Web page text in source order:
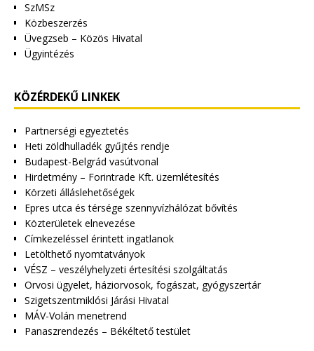
SzMSz
Közbeszerzés
Üvegzseb – Közös Hivatal
Ügyintézés
KÖZÉRDEKŰ LINKEK
Partnerségi egyeztetés
Heti zöldhulladék gyűjtés rendje
Budapest-Belgrád vasútvonal
Hirdetmény – Forintrade Kft. üzemlétesítés
Körzeti álláslehetőségek
Epres utca és térsége szennyvízhálózat bővítés
Közterületek elnevezése
Címkezeléssel érintett ingatlanok
Letölthető nyomtatványok
VÉSZ – veszélyhelyzeti értesítési szolgáltatás
Orvosi ügyelet, háziorvosok, fogászat, gyógyszertár
Szigetszentmiklósi Járási Hivatal
MÁV-Volán menetrend
Panaszrendezés – Békéltető testület